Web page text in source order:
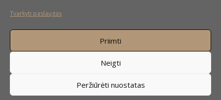
Tvarkyti paslaugas
Priimti
Neigti
Peržiūrėti nuostatas